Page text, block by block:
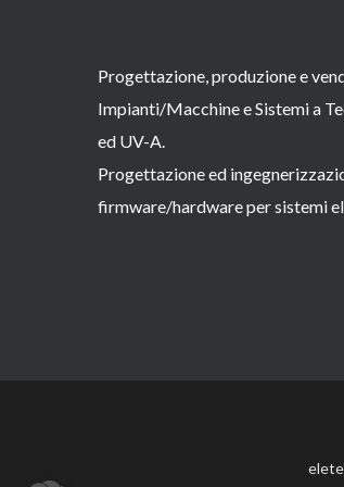
Progettazione, produzione e
Impianti/Macchine e Sistemi a
ed UV-A.
Progettazione ed
firmware/hardware per sistemi